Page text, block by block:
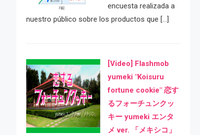
encuesta realizada a
nuestro público sobre los productos que […]
[Video] Flashmob
yumeki "Koisuru
fortune cookie" 恋す
るフォーチュンクッ
キー yumeki エンタ
メ ver. 「メキシコ」